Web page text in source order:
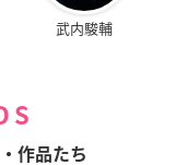
武内駿輔
作品たち